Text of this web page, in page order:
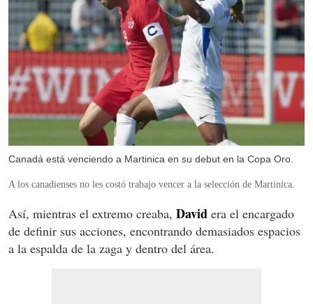
Canadá está venciendo a Martinica en su debut en la Copa Oro.
A los canadienses no les costó trabajo vencer a la selección de Martinica.
Así, mientras el extremo creaba, David era el encargado
de definir sus acciones, encontrando demasiados espacios
a la espalda de la zaga y dentro del área.